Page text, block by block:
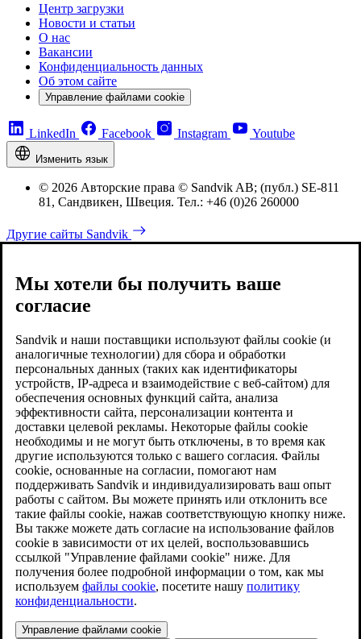
Центр загрузки
Новости и статьи
О нас
Вакансии
Конфиденциальность данных
Об этом сайте
Управление файлами cookie
LinkedIn Facebook Instagram Youtube
Изменить язык
© 2026 Авторские права © Sandvik AB; (публ.) SE-811
81, Сандвикен, Швеция. Тел.: +46 (0)26 260000
Другие сайты Sandvik
Мы хотели бы получить ваше
согласие
Sandvik и наши поставщики используют файлы cookie (и
аналогичные технологии) для сбора и обработки
персональных данных (таких как идентификаторы
устройств, IP-адреса и взаимодействие с веб-сайтом) для
обеспечения основных функций сайта, анализа
эффективности сайта, персонализации контента и
доставки целевой рекламы. Некоторые файлы cookie
необходимы и не могут быть отключены, в то время как
другие используются только с вашего согласия. Файлы
cookie, основанные на согласии, помогают нам
поддерживать Sandvik и индивидуализировать ваш опыт
работы с сайтом. Вы можете принять или отклонить все
такие файлы cookie, нажав соответствующую кнопку ниже.
Вы также можете дать согласие на использование файлов
cookie в зависимости от их целей, воспользовавшись
ссылкой "Управление файлами cookie" ниже. Для
получения более подробной информации о том, как мы
используем файлы cookie, посетите нашу политику
конфиденциальности.
Управление файлами cookie